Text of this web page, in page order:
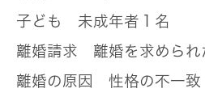
子ども 未成年者１名
離婚請求 離婚を求められ
離婚の原因 性格の不一致